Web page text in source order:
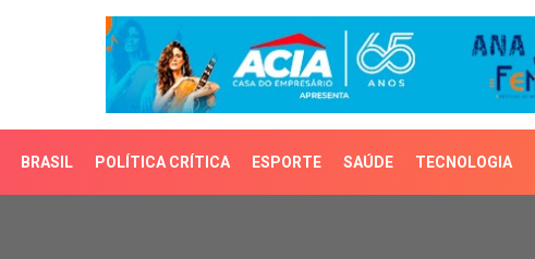
BRASIL POLÍTICA CRÍTICA ESPORTE SAÚDE TECNOLOGIA